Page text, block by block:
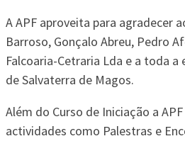
A APF aproveita para agradecer
Barroso, Gonçalo Abreu, Pedro
Falcoaria-Cetraria Lda e a toda a
de Salvaterra de Magos.
Além do Curso de Iniciação a
actividades como Palestras e